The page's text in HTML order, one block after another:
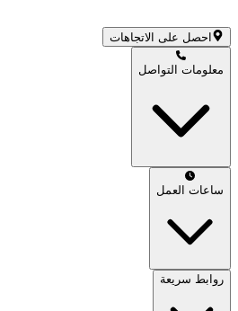
احصل على الاتجاهات
معلومات التواصل
ساعات العمل
روابط سريعة